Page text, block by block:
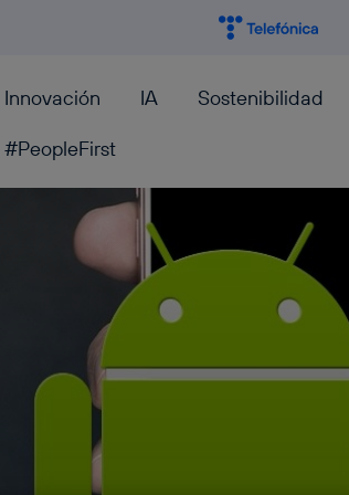
Innovación IA Sostenibilidad
#PeopleFirst